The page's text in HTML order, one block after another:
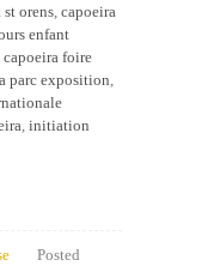
st orens, capoeira
enfant
foire
parc exposition,
, initiation
Posted